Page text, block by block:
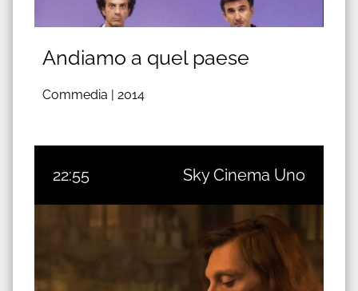
Andiamo a quel paese
Commedia | 2014
22:55 Sky Cinema Uno